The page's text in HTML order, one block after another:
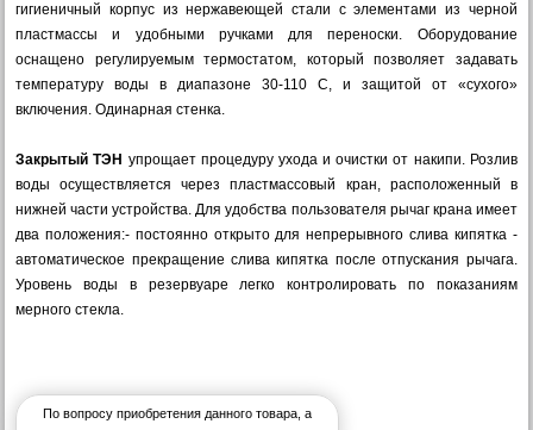
гигиеничный корпус из нержавеющей стали с элементами из черной
пластмассы и удобными ручками для переноски. Оборудование
оснащено регулируемым термостатом, который позволяет задавать
температуру воды в диапазоне 30-110 С, и защитой от «сухого»
включения. Одинарная стенка.
Закрытый ТЭН упрощает процедуру ухода и очистки от накипи. Розлив
воды осуществляется через пластмассовый кран, расположенный в
нижней части устройства. Для удобства пользователя рычаг крана имеет
два положения:- постоянно открыто для непрерывного слива кипятка -
автоматическое прекращение слива кипятка после отпускания рычага.
Уровень воды в резервуаре легко контролировать по показаниям
мерного стекла.
По вопросу приобретения данного товара, а